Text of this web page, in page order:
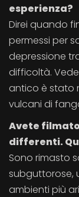
esperienza?
Direi quando
permessi per
depressione
difficoltà.
antico è stato
vulcani di
Avete
differenti.
Sono rimasto
subguttorose,
ambienti più